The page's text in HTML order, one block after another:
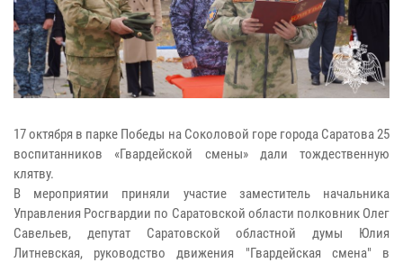
17 октября в парке Победы на Соколовой горе города Саратова 25
воспитанников «Гвардейской смены» дали тождественную
клятву.
В мероприятии приняли участие заместитель начальника
Управления Росгвардии по Саратовской области полковник Олег
Савельев, депутат Саратовской областной думы Юлия
Литневская, руководство движения "Гвардейская смена" в